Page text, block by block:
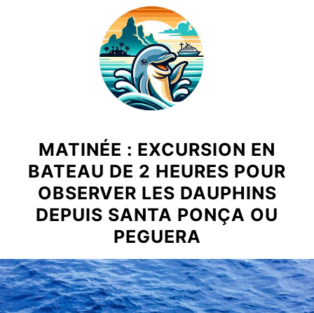
MATINÉE : EXCURSION EN
BATEAU DE 2 HEURES POUR
OBSERVER LES DAUPHINS
DEPUIS SANTA PONÇA OU
PEGUERA